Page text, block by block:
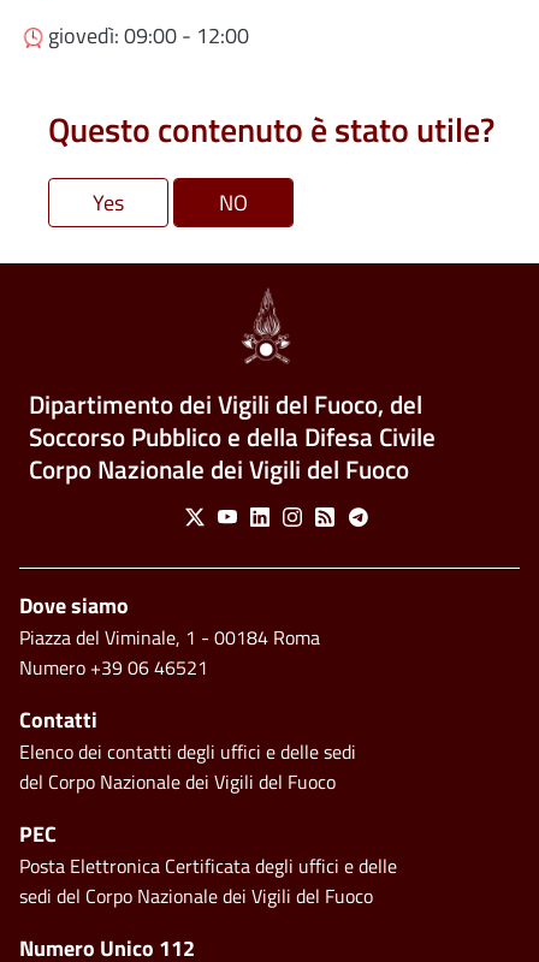
giovedì: 09:00 - 12:00
Questo contenuto è stato utile?
Dipartimento dei Vigili del Fuoco, del
Soccorso Pubblico e della Difesa Civile
Corpo Nazionale dei Vigili del Fuoco
Social Menu
X YoutubeLinkedinInstagram
Feed Telegram
Numero Unico 112
Piè di pagina
Dove siamo
Piazza del Viminale, 1 - 00184 Roma
Numero +39 06 46521
Contatti
Elenco dei contatti degli uffici e delle sedi
del Corpo Nazionale dei Vigili del Fuoco
PEC
Posta Elettronica Certificata degli uffici e delle
sedi del Corpo Nazionale dei Vigili del Fuoco